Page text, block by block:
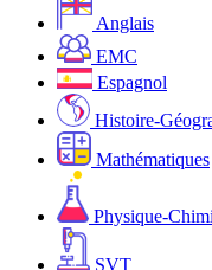
Anglais
EMC
Espagnol
Histoire-
Mathématiques
Physique-
SVT